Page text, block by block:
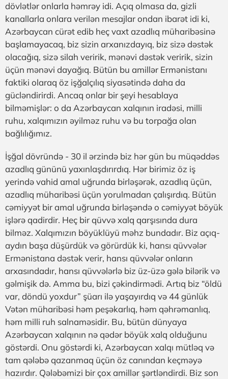
dövlətlər onlarla həmrəy idi. Açıq olmasa da, gizli
kanallarla onlara verilən mesajlar ondan ibarət idi ki,
Azərbaycan cürət edib heç vaxt azadlıq müharibəsinə
başlamayacaq, biz sizin arxanızdayıq, biz sizə dəstək
olacağıq, sizə silah veririk, mənəvi dəstək veririk, sizin
üçün mənəvi dayağıq. Bütün bu amillər Ermənistanı
faktiki olaraq öz işğalçılıq siyasətində daha da
gücləndirirdi. Ancaq onlar bir şeyi hesablaya
bilməmişlər: o da Azərbaycan xalqının iradəsi, milli
ruhu, xalqımızın əyilməz ruhu və bu torpağa olan
bağlılığımız.
İşğal dövründə - 30 il ərzində biz hər gün bu müqəddəs
azadlıq gününü yaxınlaşdırırdıq. Hər birimiz öz iş
yerində vahid amal uğrunda birləşərək, azadlıq üçün,
azadlıq müharibəsi üçün yorulmadan çalışırdıq. Bütün
cəmiyyət bir amal uğrunda birləşəndə o cəmiyyət böyük
işlərə qadirdir. Heç bir qüvvə xalq qarşısında dura
bilməz. Xalqımızın böyüklüyü məhz bundadır. Biz açıq-
aydın başa düşürdük və görürdük ki, hansı qüvvələr
Ermənistana dəstək verir, hansı qüvvələr onların
arxasındadır, hansı qüvvələrlə biz üz-üzə gələ bilərik və
gəlmişik də. Amma bu, bizi çəkindirmədi. Artıq biz “öldü
var, döndü yoxdur” şüarı ilə yaşayırdıq və 44 günlük
Vətən müharibəsi həm peşəkarlıq, həm qəhrəmanlıq,
həm milli ruh salnaməsidir. Bu, bütün dünyaya
Azərbaycan xalqının nə qədər böyük xalq olduğunu
göstərdi. Onu göstərdi ki, Azərbaycan xalqı mütləq və
tam qələbə qazanmaq üçün öz canından keçməyə
hazırdır. Qələbəmizi bir çox amillər şərtləndirdi. Biz son